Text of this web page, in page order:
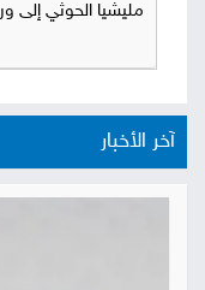
مليشيا الحوثي إلى
آخر الأخبار